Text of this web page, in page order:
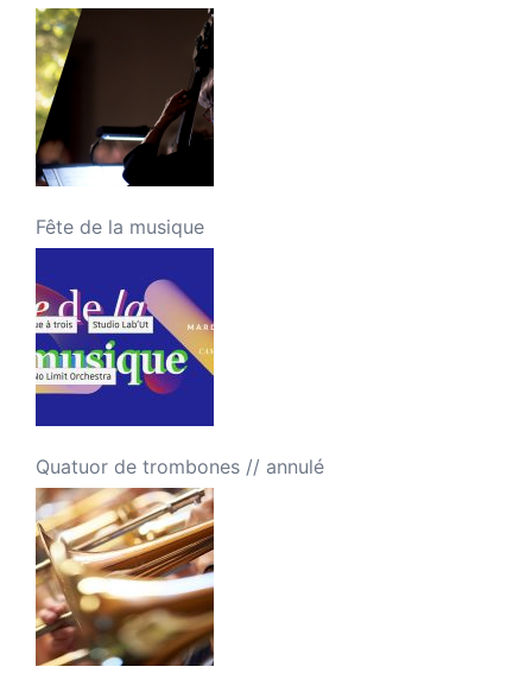
Fête de la musique
Quatuor de trombones // annulé